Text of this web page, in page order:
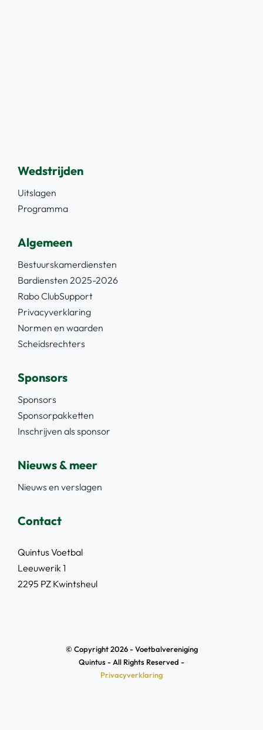
Wedstrijden
Uitslagen
Programma
Algemeen
Bestuurskamerdiensten
Bardiensten 2025-2026
Rabo ClubSupport
Privacyverklaring
Normen en waarden
Scheidsrechters
Sponsors
Sponsors
Sponsorpakketten
Inschrijven als sponsor
Nieuws & meer
Nieuws en verslagen
Contact
Quintus Voetbal
Leeuwerik 1
2295 PZ Kwintsheul
© Copyright 2026 - Voetbalvereniging
Quintus - All Rights Reserved -
Privacyverklaring